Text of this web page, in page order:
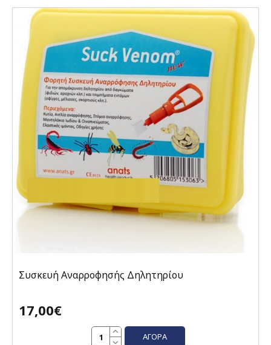
Συσκευή Αναρροφησής Δηλητηρίου
17,00€
ΑΓΟΡΆ